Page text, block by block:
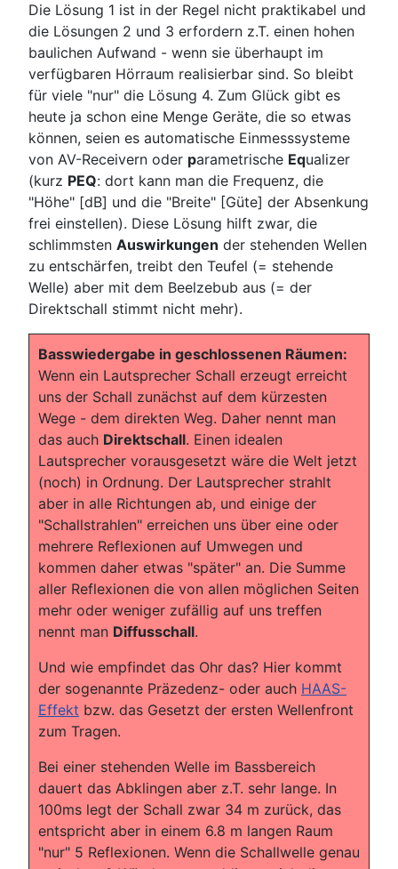
Die Lösung 1 ist in der Regel nicht praktikabel und
die Lösungen 2 und 3 erfordern z.T. einen hohen
baulichen Aufwand - wenn sie überhaupt im
verfügbaren Hörraum realisierbar sind. So bleibt
für viele "nur" die Lösung 4. Zum Glück gibt es
heute ja schon eine Menge Geräte, die so etwas
können, seien es automatische Einmesssysteme
von AV-Receivern oder parametrische Equalizer
(kurz PEQ: dort kann man die Frequenz, die
"Höhe" [dB] und die "Breite" [Güte] der Absenkung
frei einstellen). Diese Lösung hilft zwar, die
schlimmsten Auswirkungen der stehenden Wellen
zu entschärfen, treibt den Teufel (= stehende
Welle) aber mit dem Beelzebub aus (= der
Direktschall stimmt nicht mehr).
Basswiedergabe in geschlossenen Räumen:
Wenn ein Lautsprecher Schall erzeugt erreicht
uns der Schall zunächst auf dem kürzesten
Wege - dem direkten Weg. Daher nennt man
das auch Direktschall. Einen idealen
Lautsprecher vorausgesetzt wäre die Welt jetzt
(noch) in Ordnung. Der Lautsprecher strahlt
aber in alle Richtungen ab, und einige der
"Schallstrahlen" erreichen uns über eine oder
mehrere Reflexionen auf Umwegen und
kommen daher etwas "später" an. Die Summe
aller Reflexionen die von allen möglichen Seiten
mehr oder weniger zufällig auf uns treffen
nennt man Diffusschall.
Und wie empfindet das Ohr das? Hier kommt
der sogenannte Präzedenz- oder auch HAAS-
Effekt bzw. das Gesetzt der ersten Wellenfront
zum Tragen.
Bei einer stehenden Welle im Bassbereich
dauert das Abklingen aber z.T. sehr lange. In
100ms legt der Schall zwar 34 m zurück, das
entspricht aber in einem 6.8 m langen Raum
"nur" 5 Reflexionen. Wenn die Schallwelle genau